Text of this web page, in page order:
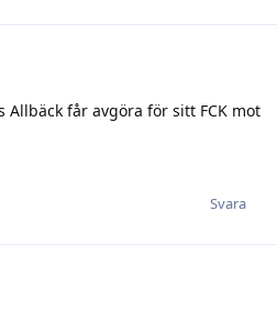
Allbäck får avgöra för sitt FCK mot
Svara